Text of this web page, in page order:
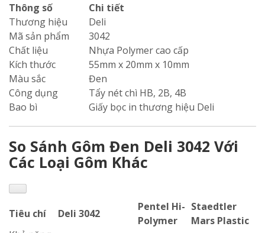
Thông số
Chi tiết
Thương hiệu
Deli
Mã sản phẩm
3042
Chất liệu
Nhựa Polymer cao cấp
Kích thước
55mm x 20mm x 10mm
Màu sắc
Đen
Công dụng
Tẩy nét chì HB, 2B, 4B
Bao bì
Giấy bọc in thương hiệu Deli
So Sánh Gôm Đen Deli 3042 Với
Các Loại Gôm Khác
Tiêu chí Deli 3042
Pentel Hi-
Polymer
Staedtler
Mars Plastic